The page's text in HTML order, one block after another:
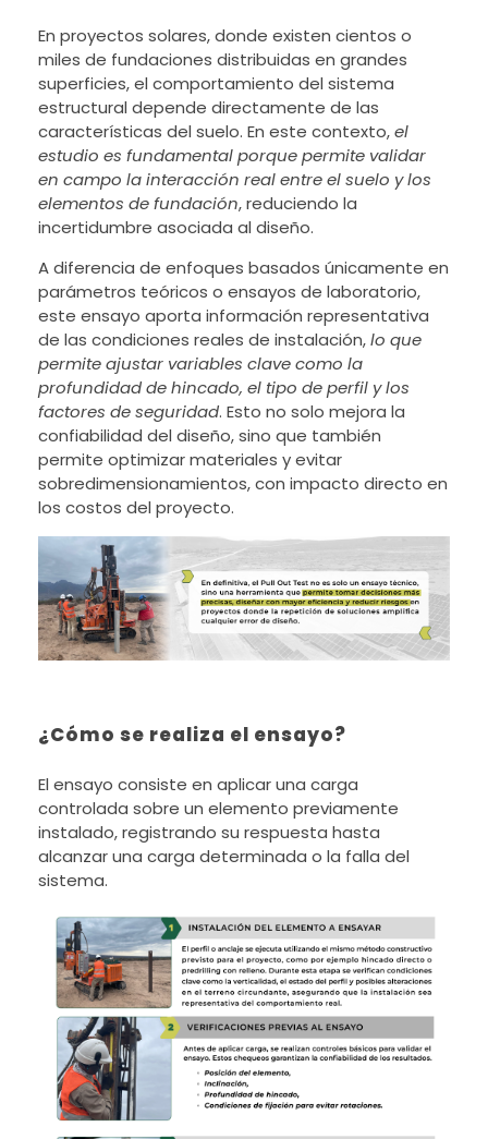
En proyectos solares, donde existen cientos o
miles de fundaciones distribuidas en grandes
superficies, el comportamiento del sistema
estructural depende directamente de las
características del suelo. En este contexto,el
estudio es fundamental porque permite validar
en campo la interacción real entre el suelo y los
elementos de fundación, reduciendo la
incertidumbre asociada al diseño.
A diferencia de enfoques basados únicamente en
parámetros teóricos o ensayos de laboratorio,
este ensayo aporta información representativa
de las condiciones reales de instalación,lo que
permite ajustar variables clave como la
profundidad de hincado, el tipo de perfil y los
factores de seguridad. Esto no solo mejora la
confiabilidad del diseño, sino que también
permite optimizar materiales y evitar
sobredimensionamientos, con impacto directo en
los costos del proyecto.
¿Cómo se realiza el ensayo?
El ensayo consiste en aplicar una carga
controlada sobre un elemento previamente
instalado, registrando su respuesta hasta
alcanzar una carga determinada o la falla del
sistema.